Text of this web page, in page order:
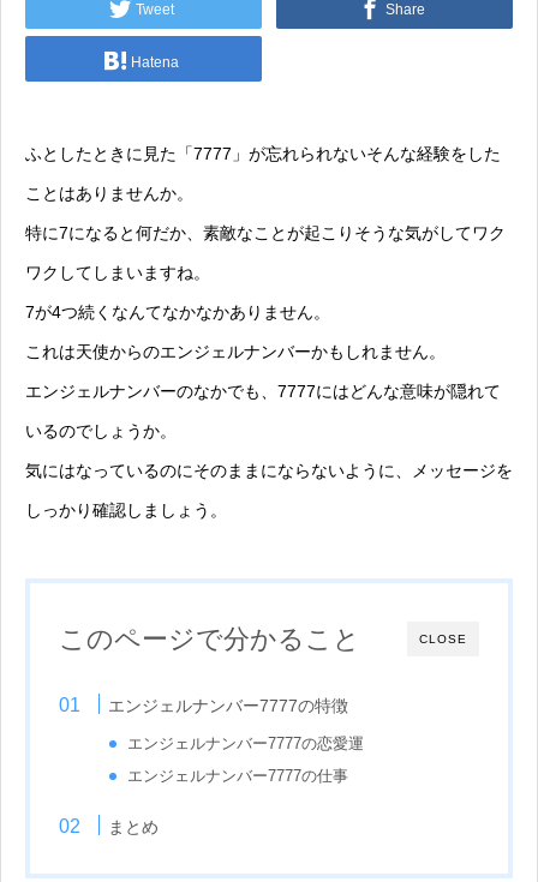
Tweet Share
Hatena
ふとしたときに見た「7777」が忘れられないそんな経験をした
ことはありませんか。
特に7になると何だか、素敵なことが起こりそうな気がしてワク
ワクしてしまいますね。
7が4つ続くなんてなかなかありません。
これは天使からのエンジェルナンバーかもしれません。
エンジェルナンバーのなかでも、7777にはどんな意味が隠れて
いるのでしょうか。
気にはなっているのにそのままにならないように、メッセージを
しっかり確認しましょう。
CLOSE
このページで分かること
エンジェルナンバー7777の特徴
エンジェルナンバー7777の恋愛運
エンジェルナンバー7777の仕事
まとめ